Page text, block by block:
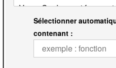
Sélectionner
contenant :